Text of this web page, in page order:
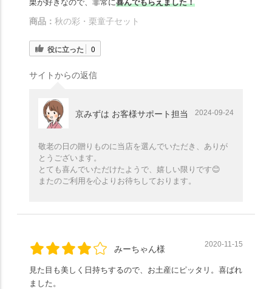
栗が好きなので、非常に喜んでもらえました！
商品： 秋の彩・栗童子セット
役に立った 0
サイトからの返信
京みずは お客様サポート担当 2024-09-24
敬老の日の贈りものに当店を選んでいただき、ありが
とうございます。
とても喜んでいただけたようで、嬉しい限りです😊
またのご利用を心よりお待ちしております。
みーちゃん様 2020-11-15
見た目も美しく日持ちするので、お土産にピッタリ。喜ばれ
ました。